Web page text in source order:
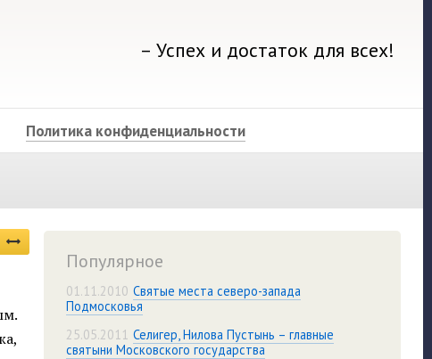
– Успех и достаток для всех!
Политика конфиденциальности
Популярное
01.11.2010 Святые места северо-запада
Подмосковья
25.05.2011 Селигер, Нилова Пустынь – главные
святыни Московского государства